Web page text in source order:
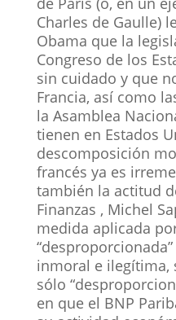
Charles de Gaulle)
Obama que la
Congreso de los
sin cuidado y que
Francia, así como
la Asamblea
tienen en Estados
descomposición
francés ya es
también la actitud
Finanzas , Michel
medida aplicada
inmoral e ilegítima,
sólo
en que el BNP